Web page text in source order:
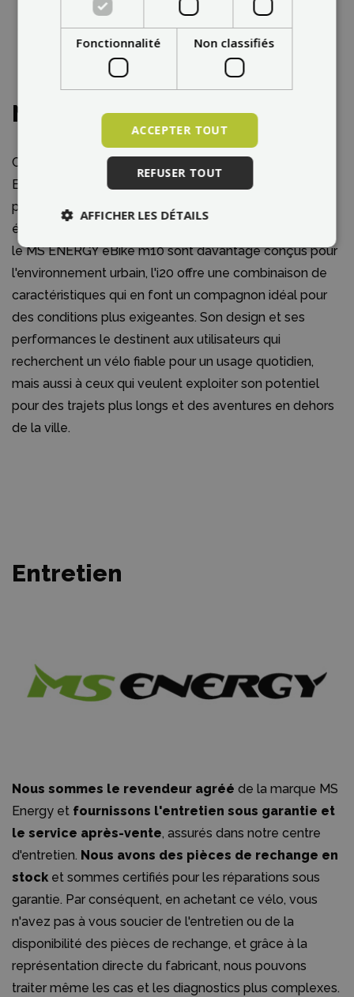
Notre évaluation
Comparé aux autres modèles de la gamme MS
ENERGY, le Streetflex i20 se distingue par sa
polyvalence et son design, qui convient à un large
éventail d'utilisateurs. Alors que des modèles comme
le MS ENERGY eBike m10 sont davantage conçus pour
l'environnement urbain, l'i20 offre une combinaison de
caractéristiques qui en font un compagnon idéal pour
des conditions plus exigeantes. Son design et ses
performances le destinent aux utilisateurs qui
recherchent un vélo fiable pour un usage quotidien,
mais aussi à ceux qui veulent exploiter son potentiel
pour des trajets plus longs et des aventures en dehors
de la ville.
Entretien
Nous sommes le revendeur agréé de la marque MS
Energy et fournissons l'entretien sous garantie et
le service après-vente, assurés dans notre centre
d'entretien. Nous avons des pièces de rechange en
stock et sommes certifiés pour les réparations sous
garantie. Par conséquent, en achetant ce vélo, vous
n'avez pas à vous soucier de l'entretien ou de la
disponibilité des pièces de rechange, et grâce à la
représentation directe du fabricant, nous pouvons
traiter même les cas et les diagnostics plus complexes.
Fonctionnalité Non classifiés
ACCEPTER TOUT
REFUSER TOUT
AFFICHER LES DÉTAILS